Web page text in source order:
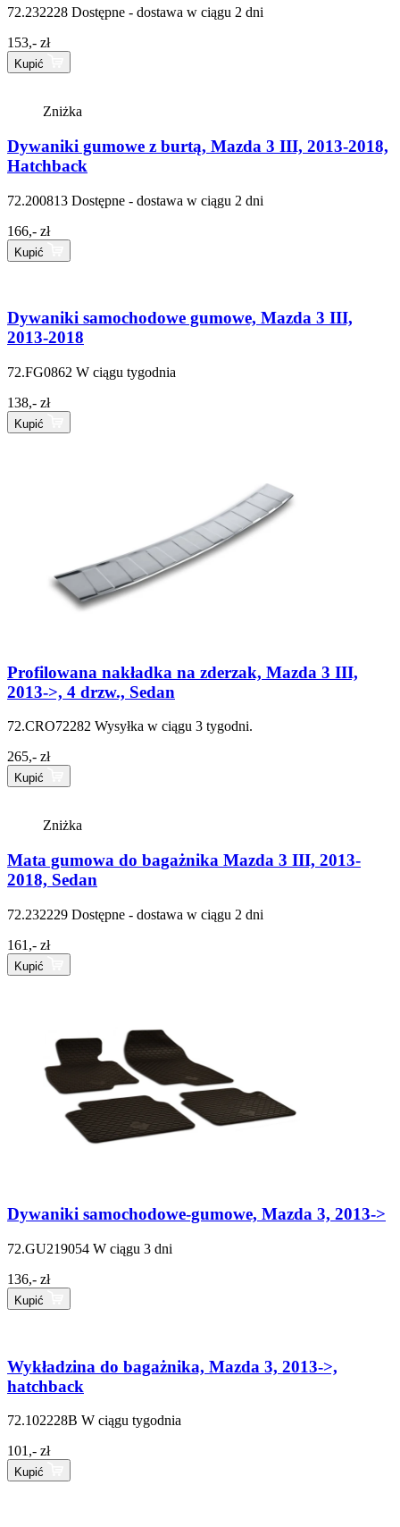
72.232228 Dostępne - dostawa w ciągu 2 dni
153,- zł
Kupić
Zniżka
Dywaniki gumowe z burtą, Mazda 3 III, 2013-2018,
Hatchback
72.200813 Dostępne - dostawa w ciągu 2 dni
166,- zł
Kupić
Dywaniki samochodowe gumowe, Mazda 3 III,
2013-2018
72.FG0862 W ciągu tygodnia
138,- zł
Kupić
Profilowana nakładka na zderzak, Mazda 3 III,
2013->, 4 drzw., Sedan
72.CRO72282 Wysyłka w ciągu 3 tygodni.
265,- zł
Kupić
Zniżka
Mata gumowa do bagażnika Mazda 3 III, 2013-
2018, Sedan
72.232229 Dostępne - dostawa w ciągu 2 dni
161,- zł
Kupić
Dywaniki samochodowe-gumowe, Mazda 3, 2013->
72.GU219054 W ciągu 3 dni
136,- zł
Kupić
Wykładzina do bagażnika, Mazda 3, 2013->,
hatchback
72.102228B W ciągu tygodnia
101,- zł
Kupić